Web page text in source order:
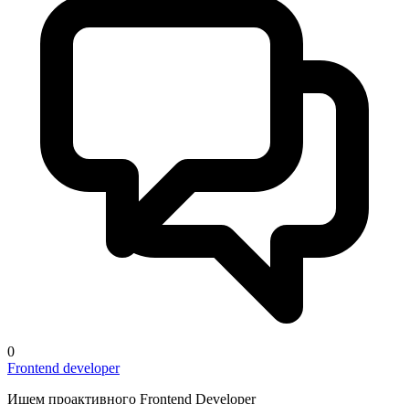
0
Frontend developer
Ищем проактивного Frontend Developer